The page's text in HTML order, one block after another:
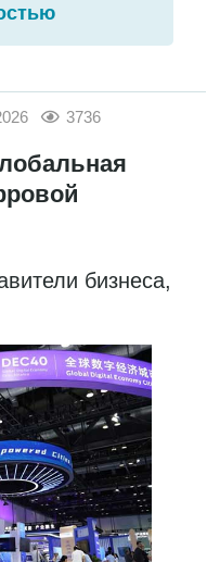
3736
бизнеса,